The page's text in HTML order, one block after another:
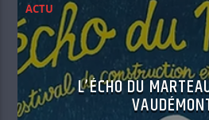
ACTU
L’ÉCHO DU